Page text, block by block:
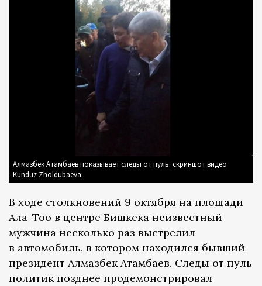
Алмазбек Атамбаев показывает следы от пуль. скриншот видео
Kunduz Zholdubaeva
В ходе столкновений 9 октября на площади
Ала-Тоо в центре Бишкека неизвестный
мужчина несколько раз выстрелил
в автомобиль, в котором находился бывший
президент Алмазбек Атамбаев. Следы от пуль
политик позднее продемонстрировал